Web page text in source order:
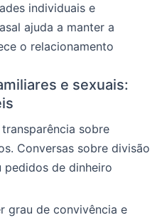
individuais e
ajuda a manter a
o relacionamento
e sexuais:
sobre
Conversas sobre divisão
pedidos de dinheiro
grau de convivência e